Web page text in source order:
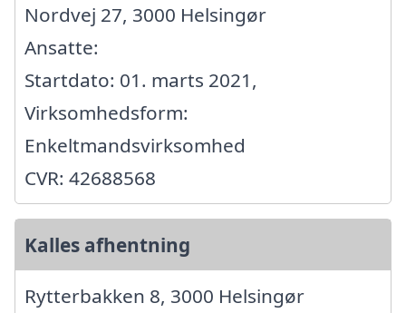
Nordvej 27, 3000 Helsingør
Ansatte:
Startdato: 01. marts 2021,
Virksomhedsform:
Enkeltmandsvirksomhed
CVR: 42688568
Kalles afhentning
Rytterbakken 8, 3000 Helsingør